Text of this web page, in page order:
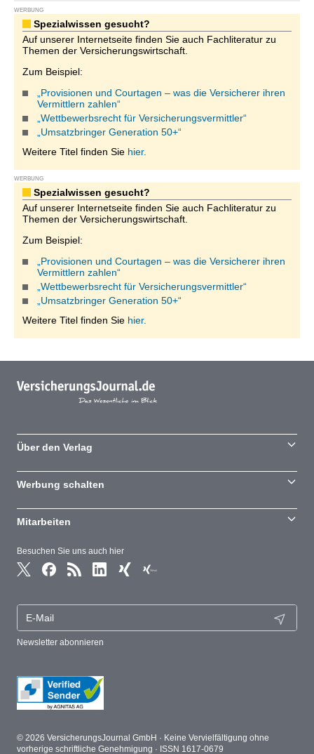
WERBUNG
Spezialwissen gesucht?
Auf unserer Internetseite finden Sie auch Fachliteratur zu
Themen der Versicherungswirtschaft.
Zum Beispiel:
„Provisionen und Courtagen – was die Versicherer ihren
Vermittlern zahlen“
„Wettbewerbsrecht für Versicherungsvermittler“
„Umsatzbringer Generation 50+“
Weitere Titel finden Sie hier.
WERBUNG
Spezialwissen gesucht?
Auf unserer Internetseite finden Sie auch Fachliteratur zu
Themen der Versicherungswirtschaft.
Zum Beispiel:
„Provisionen und Courtagen – was die Versicherer ihren
Vermittlern zahlen“
„Wettbewerbsrecht für Versicherungsvermittler“
„Umsatzbringer Generation 50+“
Weitere Titel finden Sie hier.
Besuchen Sie uns auch hier
Newsletter abonnieren
Über den Verlag
Werbung schalten
Mitarbeiten
© 2026 VersicherungsJournal GmbH · Keine Vervielfältigung ohne
vorherige schriftliche Genehmigung · ISSN 1617-0679